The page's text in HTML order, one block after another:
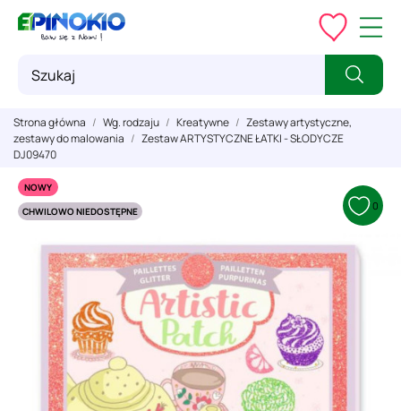
Strona główna Wg. rodzaju Kreatywne
Zestawy artystyczne,
zestawy do malowania
Zestaw ARTYSTYCZNE ŁATKI - SŁODYCZE
DJ09470
NOWY
CHWILOWO NIEDOSTĘPNE
0